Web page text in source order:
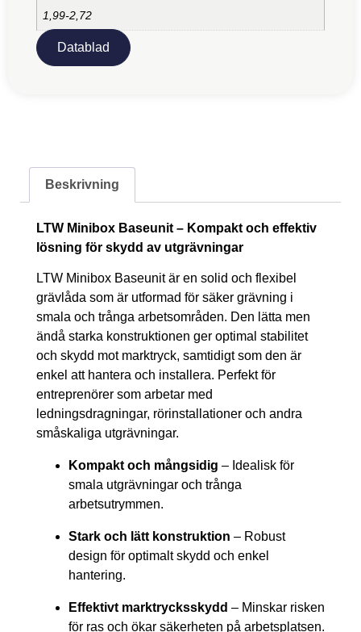
1,99-2,72
Datablad
Beskrivning
LTW Minibox Baseunit – Kompakt och effektiv
lösning för skydd av utgrävningar
LTW Minibox Baseunit är en solid och flexibel
grävlåda som är utformad för säker grävning i
smala och trånga arbetsområden. Den lätta men
ändå starka konstruktionen ger optimal stabilitet
och skydd mot marktryck, samtidigt som den är
enkel att hantera och installera. Perfekt för
entreprenörer som arbetar med
ledningsdragningar, rörinstallationer och andra
småskaliga utgrävningar.
Kompakt och mångsidig – Idealisk för
smala utgrävningar och trånga
arbetsutrymmen.
Stark och lätt konstruktion – Robust
design för optimalt skydd och enkel
hantering.
Effektivt marktrycksskydd – Minskar risken
för ras och ökar säkerheten på arbetsplatsen.